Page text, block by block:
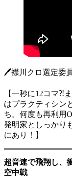
🖊️襟川クロ選定委
【一秒に12コマ⁈
はプラクティシン
ち。何度も再利用
発明家としっかり
にあり！】
超音速で飛翔し、
空中戦